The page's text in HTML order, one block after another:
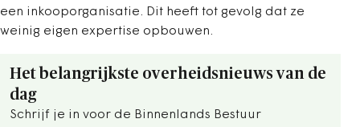
een inkooporganisatie. Dit heeft tot gevolg dat ze
weinig eigen expertise opbouwen.
Het belangrijkste overheidsnieuws van de
dag
Schrijf je in voor de Binnenlands Bestuur